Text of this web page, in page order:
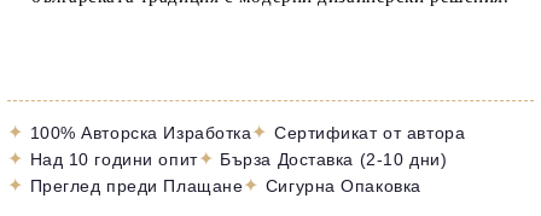
✦ 100% Авторска Изработка✦ Сертификат от автора
✦ Над 10 години опит✦ Бърза Доставка (2-10 дни)
✦ Преглед преди Плащане✦ Сигурна Опаковка